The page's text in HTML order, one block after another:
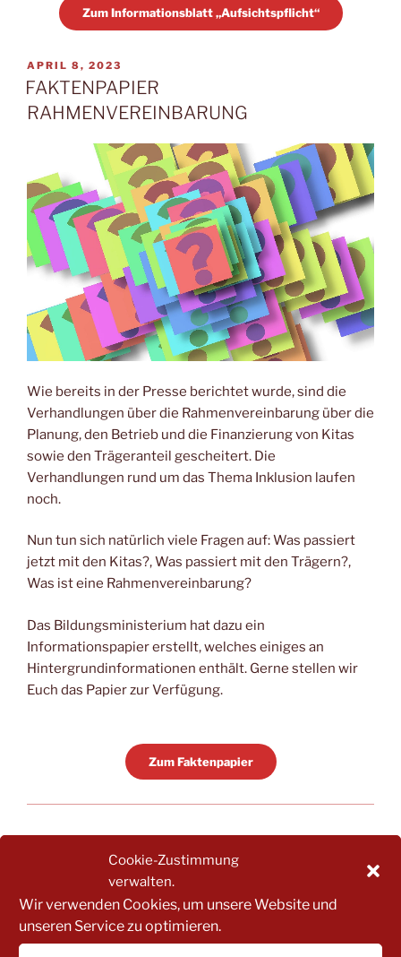
Cookie-Zustimmung
verwalten.
Wir verwenden Cookies, um unsere Website und
unseren Service zu optimieren.
Zum Informationsblatt „Aufsichtspflicht“
VERÖFFENTLICHT
AM
APRIL 8, 2023
FAKTENPAPIER
RAHMENVEREINBARUNG
Wie bereits in der Presse berichtet wurde, sind die
Verhandlungen über die Rahmenvereinbarung über die
Planung, den Betrieb und die Finanzierung von Kitas
sowie den Trägeranteil gescheitert. Die
Verhandlungen rund um das Thema Inklusion laufen
noch.
Nun tun sich natürlich viele Fragen auf: Was passiert
jetzt mit den Kitas?, Was passiert mit den Trägern?,
Was ist eine Rahmenvereinbarung?
Das Bildungsministerium hat dazu ein
Informationspapier erstellt, welches einiges an
Hintergrundinformationen enthält. Gerne stellen wir
Euch das Papier zur Verfügung.
Zum Faktenpapier
VERHANDLUNGEN FÜR EINE
RAHMENVEREINBARUNG ZWISCHEN DEN
KOMMUNALEN SPITZENVERBÄNDEN UND DEN
FREIEN KITA-TRÄGERN
Es gibt in Rheinland-Pfalz 41 Jugendamtsbezirke und